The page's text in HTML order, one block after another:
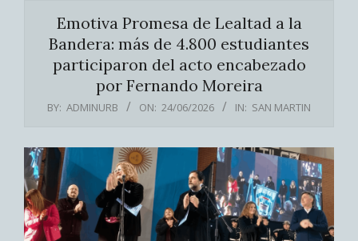
Emotiva Promesa de Lealtad a la
Bandera: más de 4.800 estudiantes
participaron del acto encabezado
por Fernando Moreira
BY: ADMINURB ON: 24/06/2026 IN: SAN MARTIN